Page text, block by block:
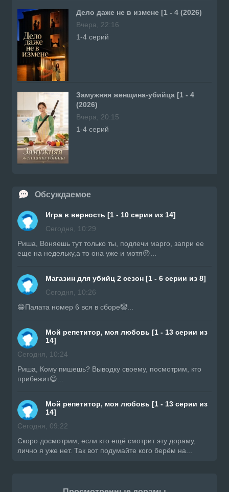
Дело даже не в измене [1 - 4 (2026)
Вчера, 22:16
1-4 серий
Замужняя женщина-убийца [1 - 4
(2026)
Вчера, 20:15
1-4 серий
Обсуждаемое
Игра в верность [1 - 10 серии из 14]
Сегодня, 10:29
Риша, Воняешь тут только ты, подлечи марго, запри ее
еще на недельку,а то она уже и мотя😜...
Магазин для убийц 2 сезон [1 - 6 серии из 8]
Сегодня, 10:26
😁Палата номер 6 вся в сборе🤡...
Мой репетитор, моя любовь [1 - 13 серии из
14]
Сегодня, 10:24
Риша, Кому пишешь? Выводку своему, посмотрим, кто
прибежит😄...
Мой репетитор, моя любовь [1 - 13 серии из
14]
Сегодня, 09:22
Скоро досмотрим, если кто ещё смотрит эту дораму,
лично я уже нет. Так вот подумайте кого берём на...